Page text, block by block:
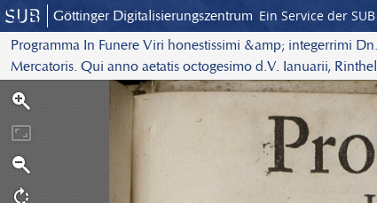
Göttinger Digitalisierungszentrum Ein Service der
Programma In Funere Viri honestissimi &amp; integerrimi
Mercatoris. Qui anno aetatis octogesimo d.V. Ianuarii,
obdormovit. In Academia Hasso-Schaumburgica P.P.